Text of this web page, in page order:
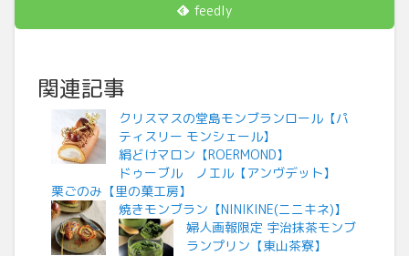
feedly
関連記事
クリスマスの堂島モンブランロール【パ
ティスリー モンシェール】
絹どけマロン【ROERMOND】
ドゥーブル ノエル【アンヴデット】
栗ごのみ【里の菓工房】
焼きモンブラン【NINIKINE(ニニキネ)】
婦人画報限定 宇治抹茶モンブ
ランプリン【東山茶寮】